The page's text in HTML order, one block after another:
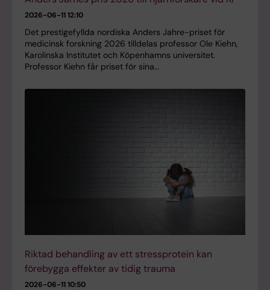
2026-06-11 12:10
Det prestigefyllda nordiska Anders Jahre-priset för
medicinsk forskning 2026 tilldelas professor Ole Kiehn,
Karolinska Institutet och Köpenhamns universitet.
Professor Kiehn får priset för sina…
Riktad behandling av ett stressprotein kan
förebygga effekter av tidig trauma
2026-06-11 10:50